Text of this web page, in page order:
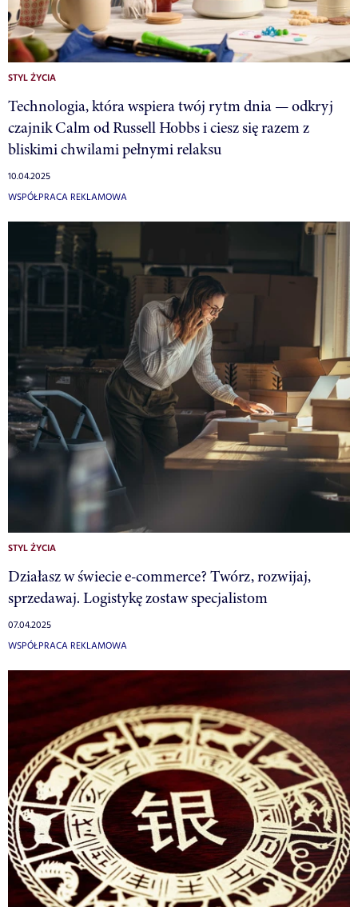
STYL ŻYCIA
Technologia, która wspiera twój rytm dnia — odkryj
czajnik Calm od Russell Hobbs i ciesz się razem z
bliskimi chwilami pełnymi relaksu
10.04.2025
WSPÓŁPRACA REKLAMOWA
STYL ŻYCIA
Działasz w świecie e-commerce? Twórz, rozwijaj,
sprzedawaj. Logistykę zostaw specjalistom
07.04.2025
WSPÓŁPRACA REKLAMOWA